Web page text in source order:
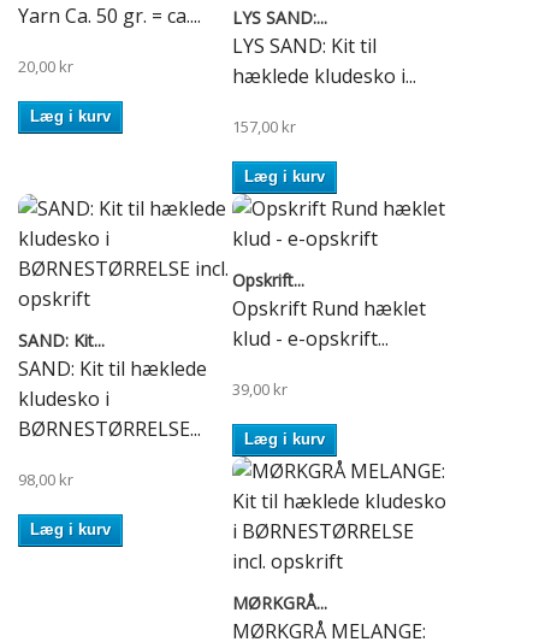
Yarn Ca. 50 gr. = ca....
20,00 kr
Læg i kurv
LYS SAND:...
LYS SAND: Kit til
hæklede kludesko i...
157,00 kr
Læg i kurv
SAND: Kit...
SAND: Kit til hæklede
kludesko i
BØRNESTØRRELSE...
98,00 kr
Læg i kurv
Opskrift...
Opskrift Rund hæklet
klud - e-opskrift...
39,00 kr
Læg i kurv
MØRKGRÅ...
MØRKGRÅ MELANGE: